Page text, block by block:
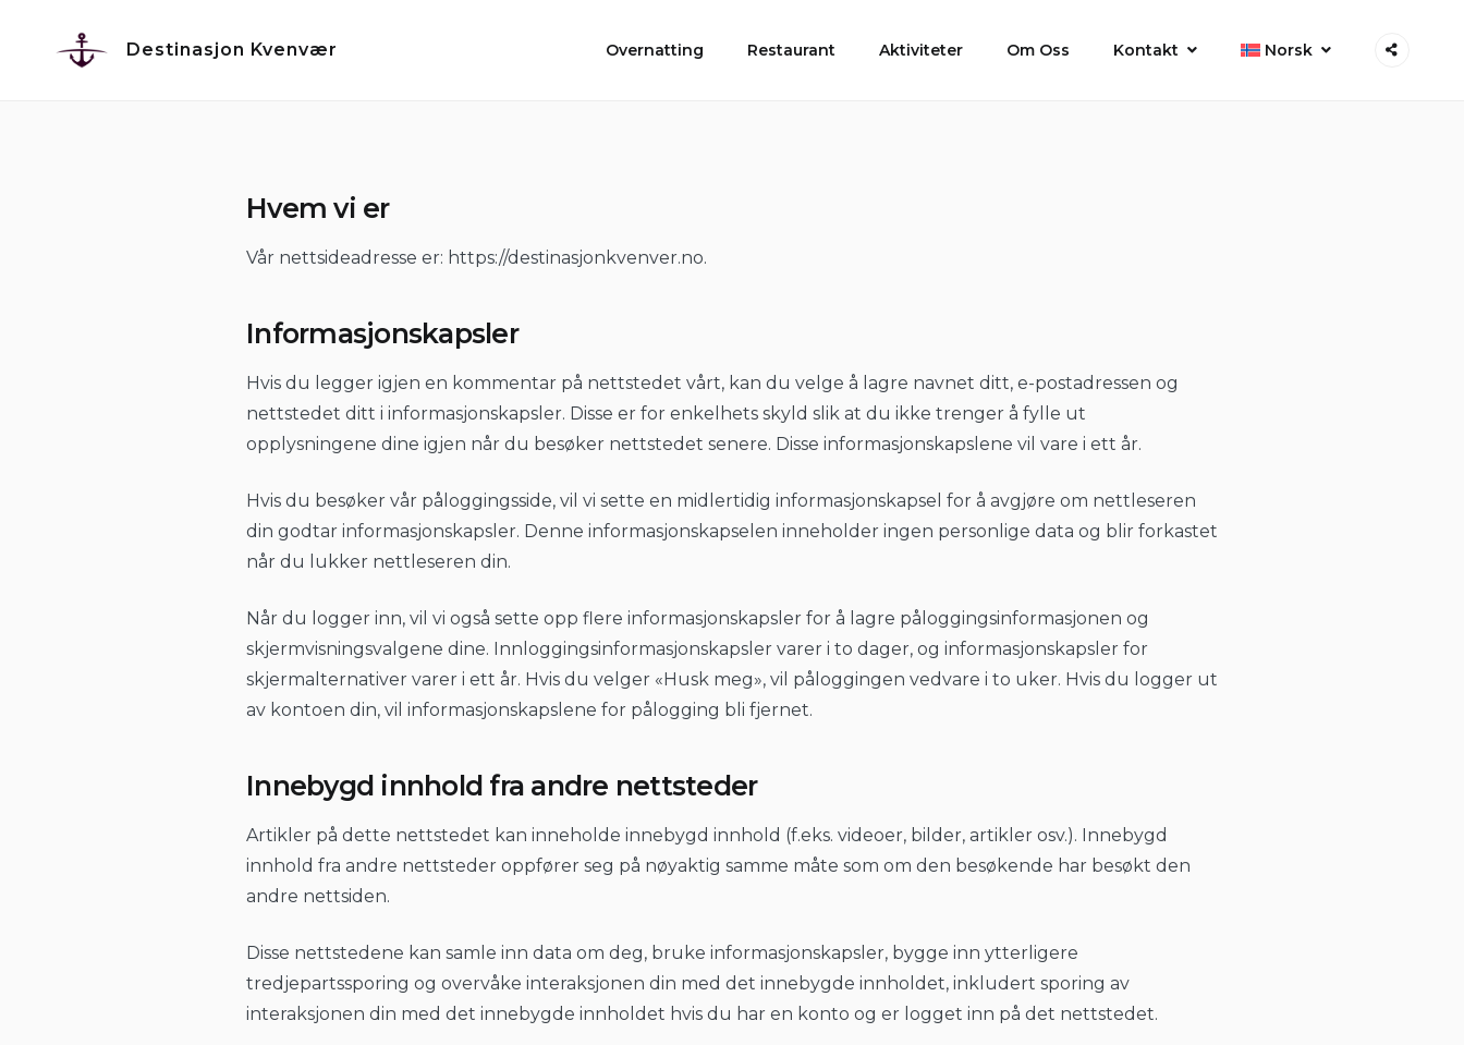
Destinasjon Kvenvær Overnatting Restaurant Aktiviteter Om Oss Kontakt Norsk
Hvem vi er
Vår nettsideadresse er: https://destinasjonkvenver.no.
Informasjonskapsler
Hvis du legger igjen en kommentar på nettstedet vårt, kan du velge å lagre navnet ditt, e-postadressen og
nettstedet ditt i informasjonskapsler. Disse er for enkelhets skyld slik at du ikke trenger å fylle ut
opplysningene dine igjen når du besøker nettstedet senere. Disse informasjonskapslene vil vare i ett år.
Hvis du besøker vår påloggingsside, vil vi sette en midlertidig informasjonskapsel for å avgjøre om nettleseren
din godtar informasjonskapsler. Denne informasjonskapselen inneholder ingen personlige data og blir forkastet
når du lukker nettleseren din.
Når du logger inn, vil vi også sette opp flere informasjonskapsler for å lagre påloggingsinformasjonen og
skjermvisningsvalgene dine. Innloggingsinformasjonskapsler varer i to dager, og informasjonskapsler for
skjermalternativer varer i ett år. Hvis du velger «Husk meg», vil påloggingen vedvare i to uker. Hvis du logger ut
av kontoen din, vil informasjonskapslene for pålogging bli fjernet.
Innebygd innhold fra andre nettsteder
Artikler på dette nettstedet kan inneholde innebygd innhold (f.eks. videoer, bilder, artikler osv.). Innebygd
innhold fra andre nettsteder oppfører seg på nøyaktig samme måte som om den besøkende har besøkt den
andre nettsiden.
Disse nettstedene kan samle inn data om deg, bruke informasjonskapsler, bygge inn ytterligere
tredjepartssporing og overvåke interaksjonen din med det innebygde innholdet, inkludert sporing av
interaksjonen din med det innebygde innholdet hvis du har en konto og er logget inn på det nettstedet.